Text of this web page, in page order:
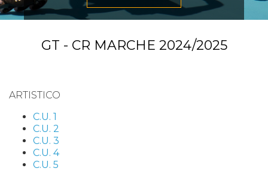
GT - CR MARCHE 2024/2025
ARTISTICO
C.U. 1
C.U. 2
C.U. 3
C.U. 4
C.U. 5